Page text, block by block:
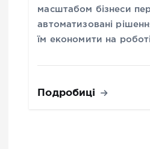
масштабом бізнеси
автоматизовані
їм економити на
Подробиці